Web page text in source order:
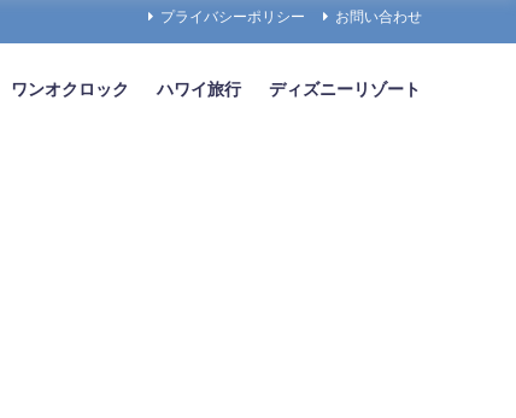
プライバシーポリシー お問い合わせ
ワンオクロック ハワイ旅行 ディズニーリゾート